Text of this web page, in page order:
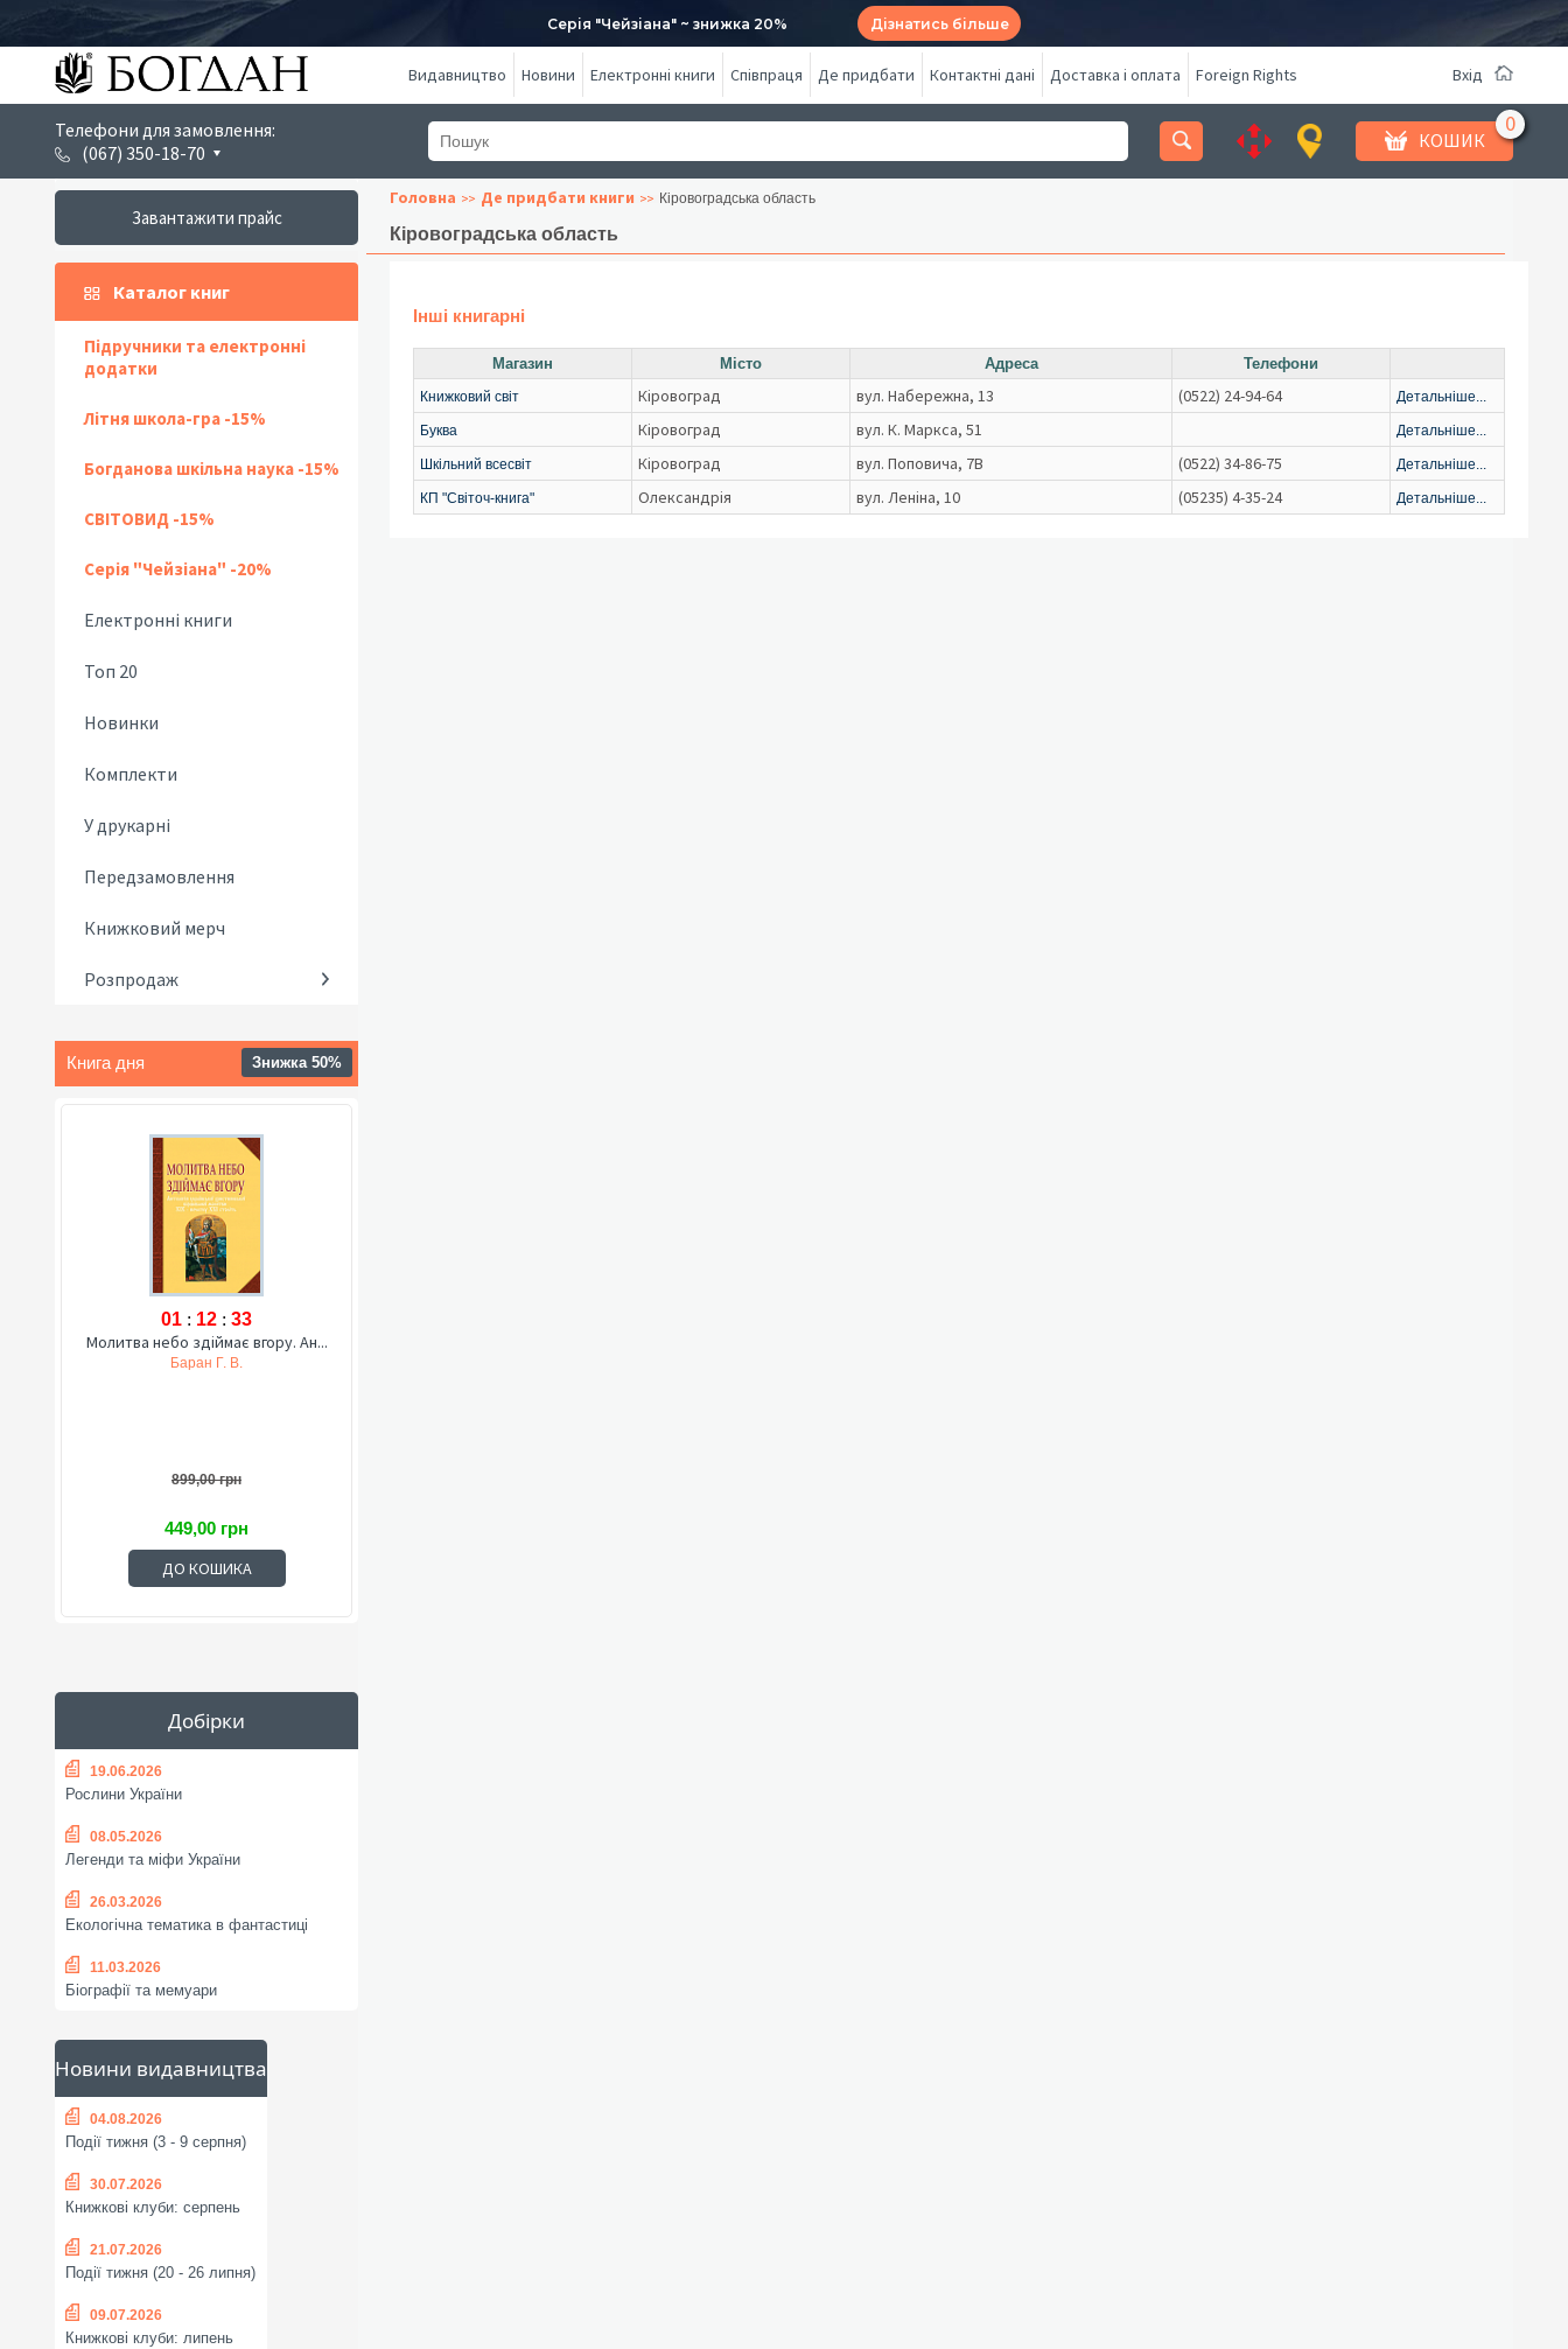
Серія "Чейзіана" ~ знижка 20% Дізнатись більше
Видавництво Новини Електронні книги Співпраця Де придбати Контактні дані Доставка і оплата Foreign Rights Вхід
Телефони для замовлення:
(067) 350-18-70
КОШИК
Завантажити прайс
Каталог книг
Підручники та електронні
додатки
Літня школа-гра -15%
Богданова шкільна наука -15%
СВІТОВИД -15%
Серія "Чейзіана" -20%
Електронні книги
Топ 20
Новинки
Комплекти
У друкарні
Передзамовлення
Книжковий мерч
Розпродаж
Книга дня Знижка 50%
01 : 12 : 32
Молитва небо здіймає вгору. Ан...
Баран Г. В.
899,00 грн
449,00 грн
ДО КОШИКА
Добірки
19.06.2026
Рослини України
08.05.2026
Легенди та міфи України
26.03.2026
Екологічна тематика в фантастиці
11.03.2026
Біографії та мемуари
Новини видавництва
04.08.2026
Події тижня (3 - 9 серпня)
30.07.2026
Книжкові клуби: серпень
21.07.2026
Події тижня (20 - 26 липня)
09.07.2026
Книжкові клуби: липень
Головна Де придбати книги Кіровоградська область
Кіровоградська область
Інші книгарні
Магазин Місто Адреса Телефони
Книжковий світ Кіровоград вул. Набережна, 13 (0522) 24-94-64 Детальніше...
Буква Кіровоград вул. К. Маркса, 51 Детальніше...
Шкільний всесвіт Кіровоград вул. Поповича, 7В (0522) 34-86-75 Детальніше...
КП "Світоч-книга" Олександрія вул. Леніна, 10 (05235) 4-35-24 Детальніше...